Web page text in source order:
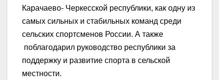
Карачаево- Черкесской республики, как одну из
самых сильных и стабильных команд среди
сельских спортсменов России. А также
поблагодарил руководство республики за
поддержку и развитие спорта в сельской
местности.